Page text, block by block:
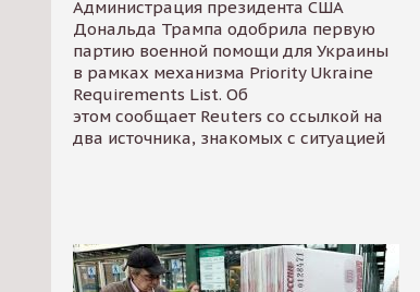
Администрация президента США
Дональда Трампа одобрила первую
партию военной помощи для Украины
в рамках механизма Priority Ukraine
Requirements List. Об
этом сообщает Reuters со ссылкой на
два источника, знакомых с ситуацией